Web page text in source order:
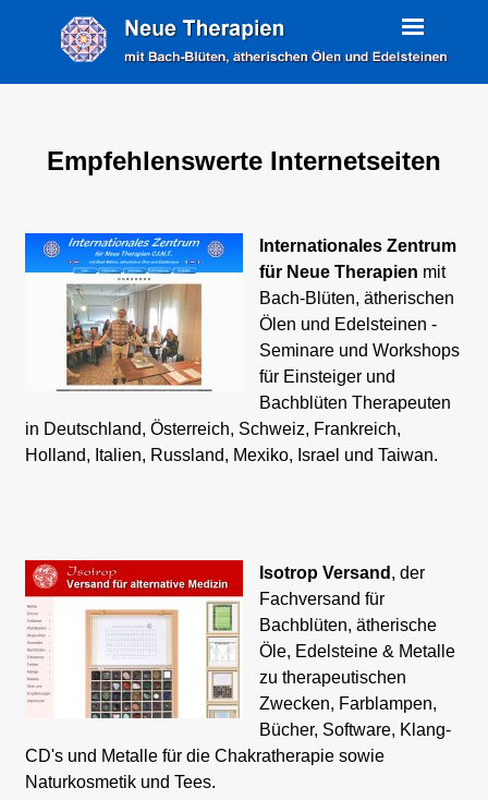
Empfehlenswerte Internetseiten
Internationales Zentrum
für Neue Therapien mit
Bach-Blüten, ätherischen
Ölen und Edelsteinen -
Seminare und Workshops
für Einsteiger und
Bachblüten Therapeuten
in Deutschland, Österreich, Schweiz, Frankreich,
Holland, Italien, Russland, Mexiko, Israel und Taiwan.
Isotrop Versand , der
Fachversand für
Bachblüten, ätherische
Öle, Edelsteine & Metalle
zu therapeutischen
Zwecken, Farblampen,
Bücher, Software, Klang-
CD's und Metalle für die Chakratherapie sowie
Naturkosmetik und Tees.